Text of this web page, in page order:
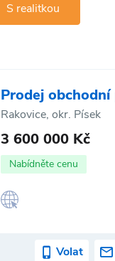
S realitkou
Prodej
Rakovice, okr. Písek
3 600 000 Kč
Nabídněte cenu
Volat